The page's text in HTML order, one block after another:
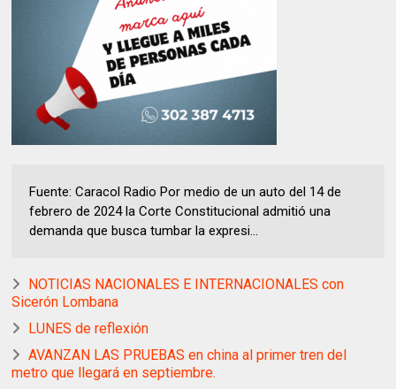
Fuente: Caracol Radio Por medio de un auto del 14 de
febrero de 2024 la Corte Constitucional admitió una
demanda que busca tumbar la expresi...
NOTICIAS NACIONALES E INTERNACIONALES con
Sicerón Lombana
LUNES de reflexión
AVANZAN LAS PRUEBAS en china al primer tren del
metro que llegará en septiembre.